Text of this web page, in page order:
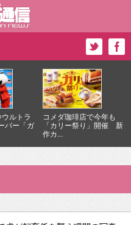
ルトラ
バー「ガ
コメダ珈琲店で今年も
「カリー祭り」開催 新
作カ...